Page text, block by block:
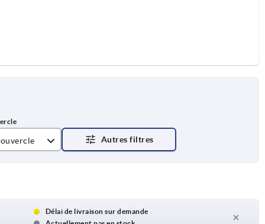
1021
Délai de livraison sur demande